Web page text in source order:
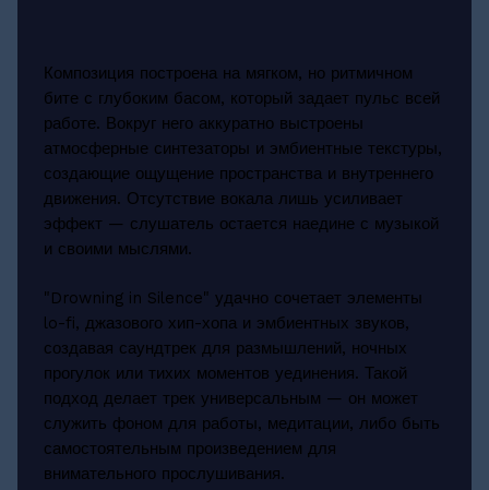
Композиция построена на мягком, но ритмичном
бите с глубоким басом, который задает пульс всей
работе. Вокруг него аккуратно выстроены
атмосферные синтезаторы и эмбиентные текстуры,
создающие ощущение пространства и внутреннего
движения. Отсутствие вокала лишь усиливает
эффект — слушатель остается наедине с музыкой
и своими мыслями.
"Drowning in Silence" удачно сочетает элементы
lo-fi, джазового хип-хопа и эмбиентных звуков,
создавая саундтрек для размышлений, ночных
прогулок или тихих моментов уединения. Такой
подход делает трек универсальным — он может
служить фоном для работы, медитации, либо быть
самостоятельным произведением для
внимательного прослушивания.